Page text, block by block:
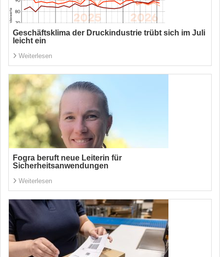
Geschäftsklima der Druckindustrie trübt sich im Juli
leicht ein
Weiterlesen
Fogra beruft neue Leiterin für
Sicherheitsanwendungen
Weiterlesen